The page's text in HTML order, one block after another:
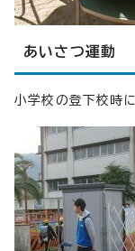
あいさつ運動
小学校の登下校時